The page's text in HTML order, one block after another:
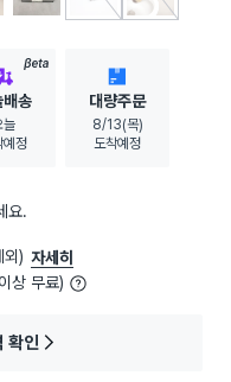
무 굴곡형 변기솔
고무나무 유리창 닦이
고무 나무 방비세트
고무나무 변기
BETA
배송
늘
예정
대량주문
8/13(목)
도착예정
요.
) 자세히
상 무료)
확인